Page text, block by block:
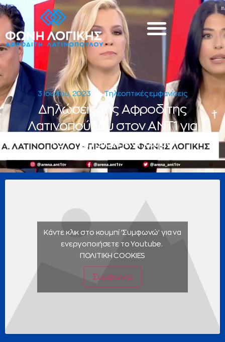
3 Ιουλίου, 2023 Τηλεοπτικές εμφανίσεις
Δηλώσεις της Αφροδίτης
Λατινοπούλου στον ΑΝΤ1 για
τον πατριωτικό χώρο
Κάντε κλικ στο κουμπί 'Συμφωνώ' για να
ενεργοποιήσετε το Youtube.
ΠΟΛΙΤΙΚΗ COOKIES
Συμφωνώ